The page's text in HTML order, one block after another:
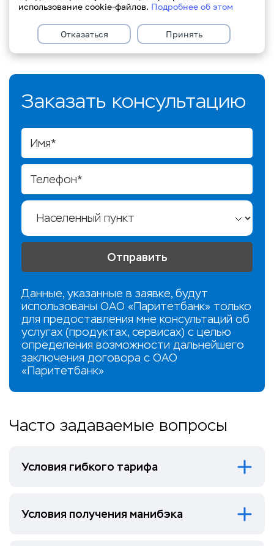
Заказать консультацию
Данные, указанные в заявке, будут
использованы ОАО «Паритетбанк» только
для предоставления мне консультаций об
услугах (продуктах, сервисах) с целью
определения возможности дальнейшего
заключения договора c ОАО
«Паритетбанк»
Часто задаваемые вопросы
Условия гибкого тарифа
Условия получения манибэка
использование cookie-файлов. Подробнее об этом
Отказаться Принять